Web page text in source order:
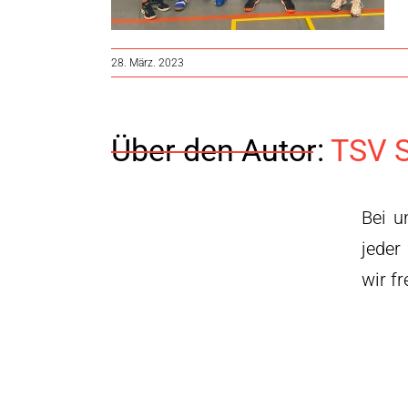
28. März. 2023
Über den Autor: TSV
Bei
wir